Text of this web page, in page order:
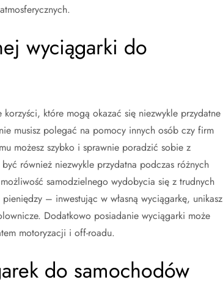
wyciągarki do
które mogą okazać się niezwykle przydatne
musisz polegać na pomocy innych osób czy firm
możesz szybko i sprawnie poradzić sobie z
również niezwykle przydatna podczas różnych
samodzielnego wydobycia się z trudnych
– inwestując w własną wyciągarkę, unikasz
Dodatkowo posiadanie wyciągarki może
motoryzacji i off-roadu.
do samochodów